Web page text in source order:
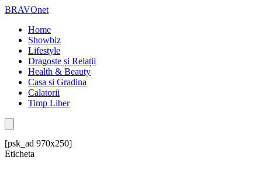
BRAVOnet
Home
Showbiz
Lifestyle
Dragoste și Relații
Health & Beauty
Casa si Gradina
Calatorii
Timp Liber
[psk_ad 970x250]
Eticheta